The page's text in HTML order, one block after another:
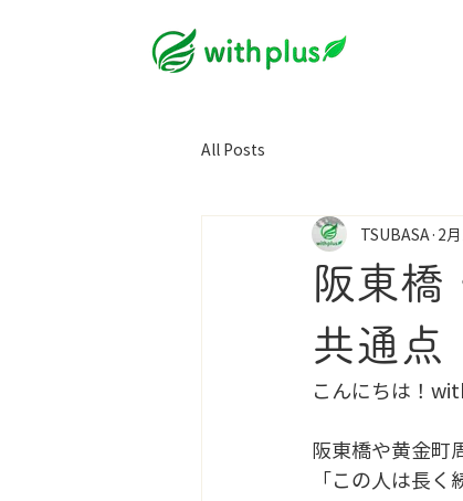
All Posts
阪東橋
共通点
TSUBASA 2
こんにちは！
阪東橋や黄金町
「この人は長